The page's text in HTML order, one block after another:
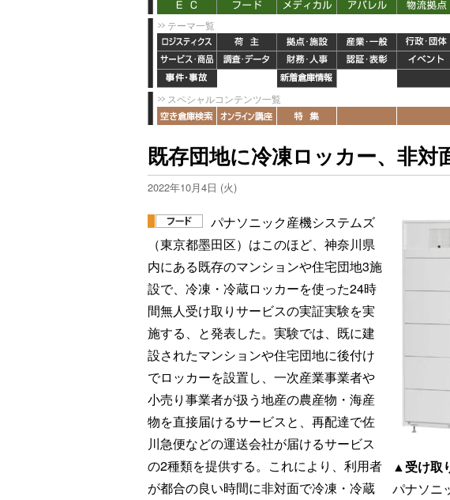
テーマ一覧
スペシャルコンテンツ一覧
既存団地に冷凍ロッカー、非対
2022年10月4日 (火)
▲受け取
パナソニ
パナソニック産機システムズ
（東京都墨田区）はこのほど、神奈川県
内にある既存のマンションや住宅団地3施
設で、冷凍・冷蔵ロッカーを使った24時
間無人受け取りサービスの実証実験を実
施する、と発表した。実験では、既に建
設されたマンションや住宅団地に後付け
でロッカーを設置し、一次産業事業者や
小売り事業者が扱う地産の農産物・海産
物を直接届けるサービスと、再配達で佐
川急便などの運送会社が届けるサービス
の2種類を提供する。これにより、利用者
が都合の良い時間に非対面で冷凍・冷蔵